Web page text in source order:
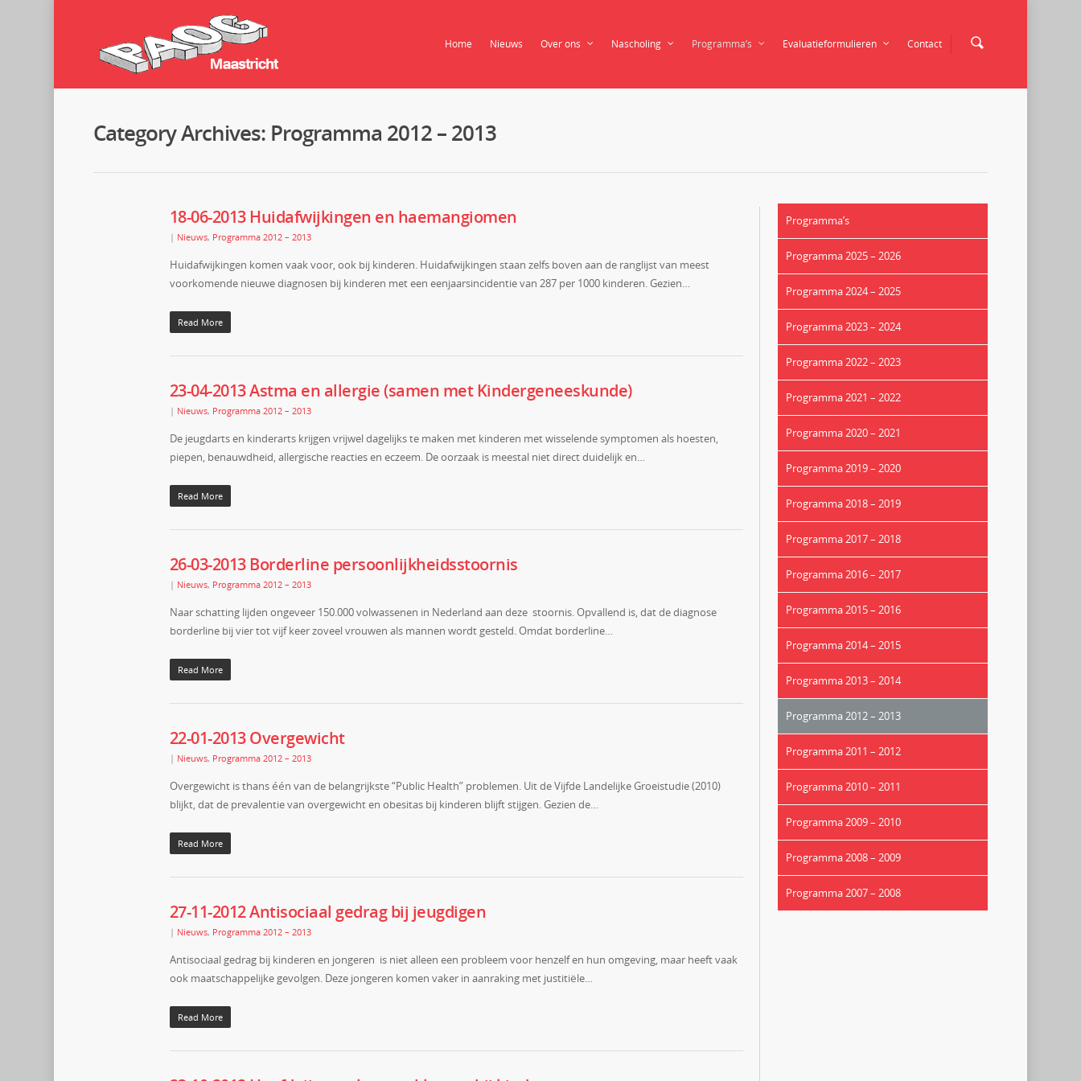
Home Nieuws Over ons Nascholing Programma’s Evaluatieformulieren Contact
Category Archives: Programma 2012 – 2013
18-06-2013 Huidafwijkingen en haemangiomen
| Nieuws, Programma 2012 – 2013
Huidafwijkingen komen vaak voor, ook bij kinderen. Huidafwijkingen staan zelfs boven aan de ranglijst van meest
voorkomende nieuwe diagnosen bij kinderen met een eenjaarsincidentie van 287 per 1000 kinderen. Gezien…
Read More
23-04-2013 Astma en allergie (samen met Kindergeneeskunde)
| Nieuws, Programma 2012 – 2013
De jeugdarts en kinderarts krijgen vrijwel dagelijks te maken met kinderen met wisselende symptomen als hoesten,
piepen, benauwdheid, allergische reacties en eczeem. De oorzaak is meestal niet direct duidelijk en…
Read More
26-03-2013 Borderline persoonlijkheidsstoornis
| Nieuws, Programma 2012 – 2013
Naar schatting lijden ongeveer 150.000 volwassenen in Nederland aan deze stoornis. Opvallend is, dat de diagnose
borderline bij vier tot vijf keer zoveel vrouwen als mannen wordt gesteld. Omdat borderline…
Read More
22-01-2013 Overgewicht
| Nieuws, Programma 2012 – 2013
Overgewicht is thans één van de belangrijkste “Public Health” problemen. Uit de Vijfde Landelijke Groeistudie (2010)
blijkt, dat de prevalentie van overgewicht en obesitas bij kinderen blijft stijgen. Gezien de…
Read More
27-11-2012 Antisociaal gedrag bij jeugdigen
| Nieuws, Programma 2012 – 2013
Antisociaal gedrag bij kinderen en jongeren is niet alleen een probleem voor henzelf en hun omgeving, maar heeft vaak
ook maatschappelijke gevolgen. Deze jongeren komen vaker in aanraking met justitiële…
Read More
Programma’s
Programma 2025 – 2026
Programma 2024 – 2025
Programma 2023 – 2024
Programma 2022 – 2023
Programma 2021 – 2022
Programma 2020 – 2021
Programma 2019 – 2020
Programma 2018 – 2019
Programma 2017 – 2018
Programma 2016 – 2017
Programma 2015 – 2016
Programma 2014 – 2015
Programma 2013 – 2014
Programma 2012 – 2013
Programma 2011 – 2012
Programma 2010 – 2011
Programma 2009 – 2010
Programma 2008 – 2009
Programma 2007 – 2008